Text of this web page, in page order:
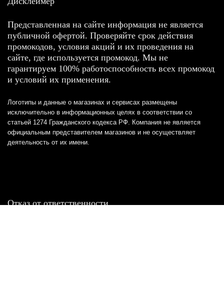
Представленная на сайте информация не является
публичной офертой. Проверяйте срок действия
промокодов, условия акций и их проведения на
сайте, где используется промокод. Мы не
гарантируем 100% работоспособность всех промокод
и условий их применения.
Логотипы и данные о магазинах и сервисах размещены
исключительно в информационных целях в соответствии со
статьей 1274 Гражданского кодекса РФ. Компания не является
официальным представителем магазинов и не осуществляет
деятельность от их имени.
Отказ от ответственности